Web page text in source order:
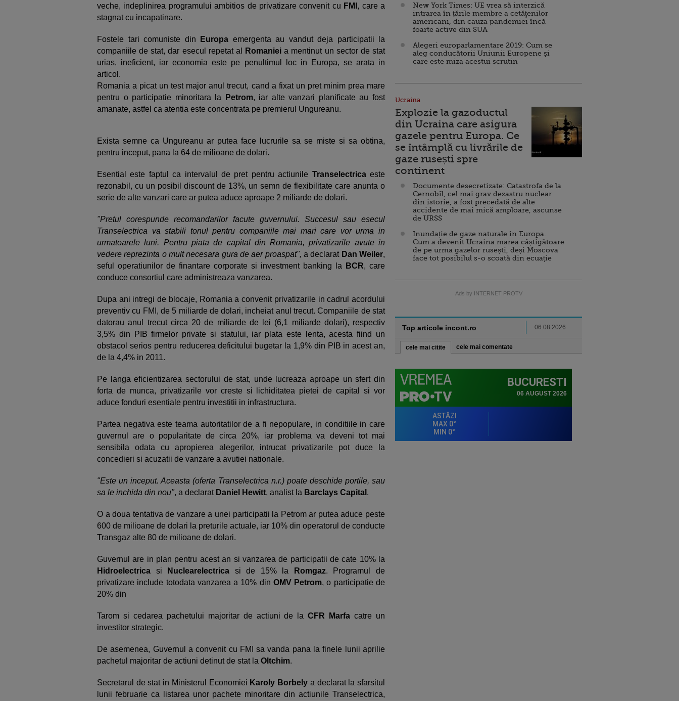
veche, indeplinirea programului ambitios de privatizare convenit cu FMI , care a
stagnat cu incapatinare.
Fostele tari comuniste din Europa emergenta au vandut deja participatii la
companiile de stat, dar esecul repetat al
Romanieia mentinut un sector de stat
urias, ineficient, iar economia este pe penultimul loc in Europa, se arata in
articol.
Romania a picat un test major anul trecut, cand a fixat un pret minim prea mare
pentru o participatie minoritara la
Petrom, iar alte vanzari planificate au fost
amanate, astfel ca atentia este concentrata pe premierul Ungureanu.
Exista semne ca Ungureanu ar putea face lucrurile sa se miste si sa obtina,
pentru inceput, pana la 64 de milioane de dolari.
Esential este faptul ca intervalul de pret pentru actiunile Transelectricaeste
rezonabil, cu un posibil discount de 13%, un semn de flexibilitate care anunta o
serie de alte vanzari care ar putea aduce aproape 2 miliarde de dolari.
"Pretul corespunde recomandarilor facute guvernului. Succesul sau esecul
Transelectrica va stabili tonul pentru companiile mai mari care vor urma in
urmatoarele luni. Pentru piata de capital din Romania, privatizarile avute in
vedere reprezinta o mult necesara gura de aer proaspat", a declarat Dan Weiler,
seful operatiunilor de finantare corporate si investment banking la
BCR, care
conduce consortiul care administreaza vanzarea.
Dupa ani intregi de blocaje, Romania a convenit privatizarile in cadrul acordului
preventiv cu FMI, de 5 miliarde de dolari, incheiat anul trecut. Companiile de stat
datorau anul trecut circa 20 de miliarde de lei (6,1 miliarde dolari), respectiv
3,5% din PIB firmelor private si statului, iar plata este lenta, acesta fiind un
obstacol serios pentru reducerea deficitului bugetar la 1,9% din PIB in acest an,
de la 4,4% in 2011.
Pe langa eficientizarea sectorului de stat, unde lucreaza aproape un sfert din
forta de munca, privatizarile vor creste si lichiditatea pietei de capital si vor
aduce fonduri esentiale pentru investitii in infrastructura.
Partea negativa este teama autoritatilor de a fi nepopulare, in conditiile in care
guvernul are o popularitate de circa 20%, iar problema va deveni tot mai
sensibila odata cu apropierea alegerilor, intrucat privatizarile pot duce la
concedieri si acuzatii de vanzare a avutiei nationale.
"Este un inceput. Aceasta (oferta Transelectrica n.r.) poate deschide portile, sau
sa le inchida din nou", a declarat Daniel Hewitt, analist la Barclays Capital .
O a doua tentativa de vanzare a unei participatii la Petrom ar putea aduce peste
600 de milioane de dolari la preturile actuale, iar 10% din operatorul de conducte
Transgaz alte 80 de milioane de dolari.
Guvernul are in plan pentru acest an si vanzarea de participatii de cate 10% la
Hidroelectrica si Nuclearelectrica si de 15% la Romgaz. Programul de
privatizare include totodata vanzarea a 10% din OMV Petrom, o participatie de
20% din
Tarom si cedarea pachetului majoritar de actiuni de laCFR Marfacatre un
investitor strategic.
De asemenea, Guvernul a convenit cu FMI sa vanda pana la finele lunii aprilie
pachetul majoritar de actiuni detinut de stat la Oltchim.
Secretarul de stat in Ministerul Economiei Karoly Borbely a declarat la sfarsitul
lunii februarie ca listarea unor pachete minoritare din actiunile Transelectrica,
New York Times: UE vrea să interzică
intrarea în țările membre a cetăţenilor
americani, din cauza pandemiei încă
foarte active din SUA
Alegeri europarlamentare 2019: Cum se
aleg conducătorii Uniunii Europene și
care este miza acestui scrutin
Ucraina
Explozie la gazoductul
din Ucraina care asigura
gazele pentru Europa. Ce
se întâmplă cu livrările de
gaze rusești spre
continent
Documente desecretizate: Catastrofa de la
Cernobîl, cel mai grav dezastru nuclear
din istorie, a fost precedată de alte
accidente de mai mică amploare, ascunse
de URSS
Inundație de gaze naturale în Europa.
Cum a devenit Ucraina marea câștigătoare
de pe urma gazelor rusești, deși Moscova
face tot posibilul s-o scoată din ecuație
Ads by INTERNET PROTV
Top articole incont.ro 06.08.2026
cele mai citite cele mai comentate